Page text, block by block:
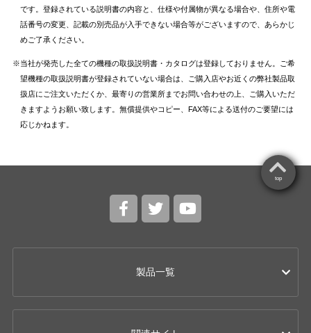
です。登録されている説明書の内容と、仕様や付属物が異なる場合や、住所や電
話番号の変更、記載の別売品が入手できない場合等がございますので、あらかじ
めご了承ください。
当社が発売した全ての機種の取扱説明書・カタログは登録しておりません。ご希
望機種の取扱説明書が登録されていない場合は、ご購入店やお近くの弊社製品取
扱店にご注文いただくか、最寄りの営業所までお問い合わせの上、ご購入いただ
きますようお願い致します。無償提供やコピー、FAX等による送付のご要望には
応じかねます。
製品一覧
top